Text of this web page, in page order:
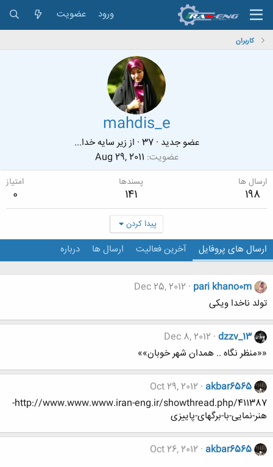
ورود عضویت
کاربران
mahdis_e
عضو جدید ·
37
· اززیر سایه خدا...
عضویت Aug 29, 2011
ارسال ها
198
پسندها
141
امتیاز
0
پیدا کردن
ارسال های پروفایل آخرین فعالیت ارسال ها درباره
pari khano0m
Dec 25, 2012
تولد ناخدا ویکی
dzzv_13
Dec 8, 2012
««منظر نگاه .. همدان شهر خوبان»»
akbar6565
Oct 29, 2012
http://www.www.www.iran-eng.ir/showthread.php/411387-
هنر-نمایی-با-برگهای-پاییزی
akbar6565
Oct 26, 2012